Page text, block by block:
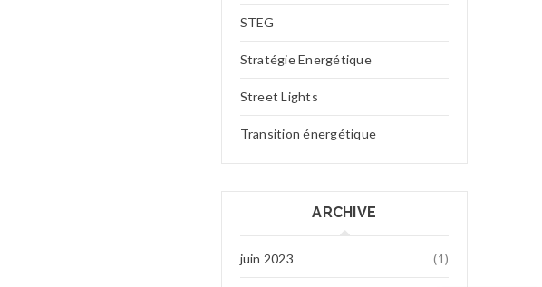
STEG
Stratégie Energétique
Street Lights
Transition énergétique
ARCHIVE
juin 2023 (1)